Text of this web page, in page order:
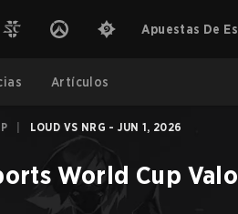
Apuestas De
Artículos
LOUD VS NRG - JUN 1, 2026
World Cup